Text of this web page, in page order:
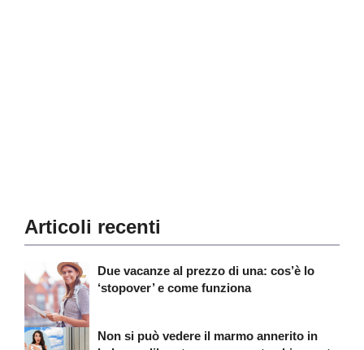
Articoli recenti
Due vacanze al prezzo di una: cos’è lo
‘stopover’ e come funziona
Non si può vedere il marmo annerito in